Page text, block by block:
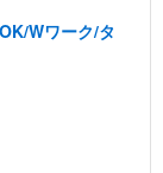
Wワーク/タ